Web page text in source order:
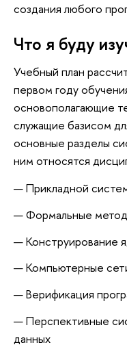
создания любого
Что я буду
Учебный план
первом году
основополагающие
служащие базисом
основные разделы
ним относятся
Прикладной
Формальные
Конструирование
Компьютерные
Верификация
Перспективные
данных